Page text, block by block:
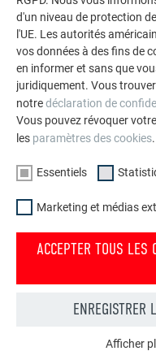
Votre maison au look PREFA
qu’aurait votre maison
d'un niveau de protection
l'UE. Les autorités
vos données à des fins de
en informer et sans que
juridiquement. Vous
notredéclaration de
Vous pouvez révoquer
les paramètres des cookies.
Essentiels
Marketing et médias
ACCEPTER TOUS LES
ENREGISTRER
Afficher